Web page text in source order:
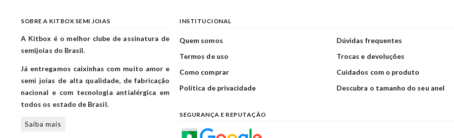
SOBRE A KITBOX SEMI JOIAS
A Kitbox é o melhor clube de assinatura de
semijoias do Brasil.
Já entregamos caixinhas com muito amor e
semi joias de alta qualidade, de fabricação
nacional e com tecnologia antialérgica em
todos os estado de Brasil.
Saiba mais
INSTITUCIONAL
Quem somos
Termos de uso
Como comprar
Política de privacidade
Dúvidas frequentes
Trocas e devoluções
Cuidados com o produto
Descubra o tamanho do seu anel
SEGURANÇA E REPUTAÇÃO